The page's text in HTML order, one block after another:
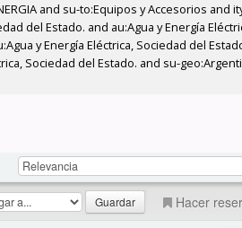
and su-to:Equipos y Accesorios and
del Estado. and au:Agua y Energía
y Energía Eléctrica, Sociedad del
Sociedad del Estado. and su-
Hacer